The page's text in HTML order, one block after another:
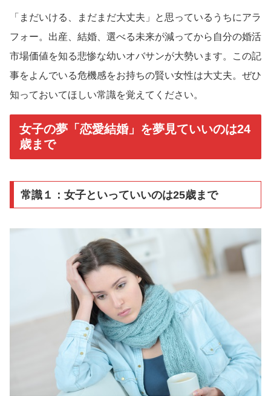
「まだいける、まだまだ大丈夫」と思っているうちにアラ
フォー。出産、結婚、選べる未来が減ってから自分の婚活
市場価値を知る悲惨な幼いオバサンが大勢います。この記
事をよんでいる危機感をお持ちの賢い女性は大丈夫。ぜひ
知っておいてほしい常識を覚えてください。
女子の夢「恋愛結婚」を夢見ていいのは24
歳まで
常識１：女子といっていいのは25歳まで